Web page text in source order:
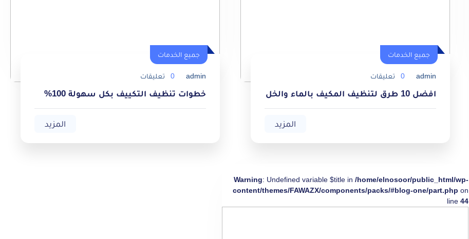
جميع الخدمات
admin
0 تعليقات
افضل 10 طرق لتنظيف المكيف بالماء والخل
المزيد
جميع الخدمات
admin
0 تعليقات
خطوات تنظيف التكييف بكل سهولة 100%
المزيد
Warning: Undefined variable $title in /home/elnosoor/public_html/wp-
content/themes/FAWAZX/components/packs/#blog-one/part.php on
line 44